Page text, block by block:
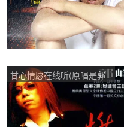
甘心情愿在线听(原唱是郭
峰)，莫名演唱点播:21次